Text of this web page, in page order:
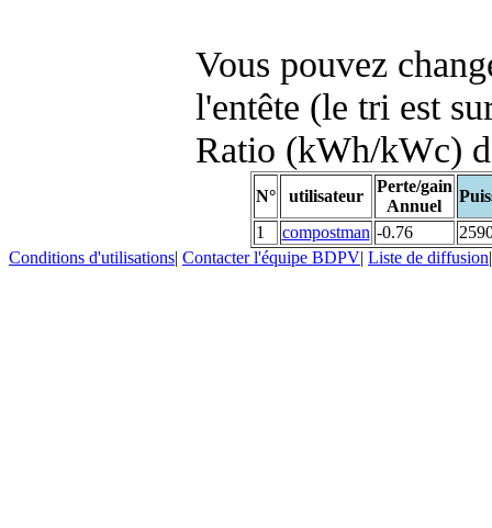
Vous pouvez
l'entête (le tri est
Ratio (kWh/kWc)
N° utilisateur
Perte/gain
Annuel
1
compostman -0.76
Conditions d'utilisations| Contacter l'équipe BDPV| Liste de diffusion